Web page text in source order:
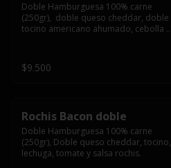
Doble Hamburguesa 100% carne
(250gr),  doble queso cheddar, doble
tocino americano ahumado, cebolla
$9.500
Rochis Bacon doble
Doble Hamburguesa 100% carne
(250gr), Doble queso cheddar, tocino,
lechuga, tomate y salsa rochis.